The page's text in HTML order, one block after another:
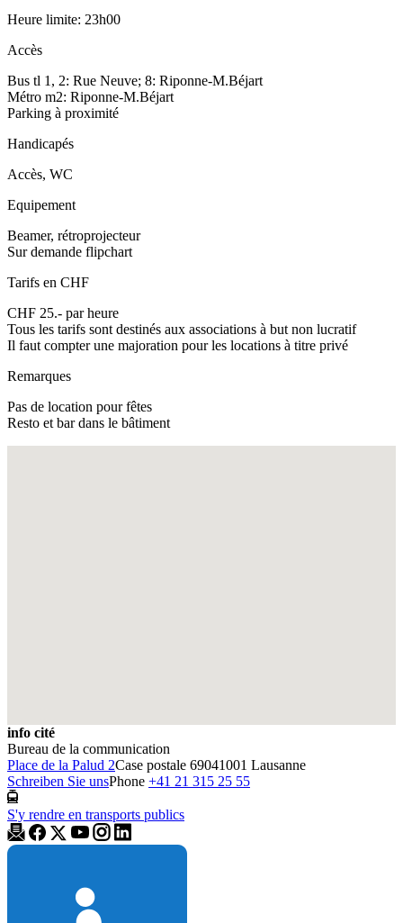
Heure limite: 23h00
Accès
Bus tl 1, 2: Rue Neuve; 8: Riponne-M.Béjart
Métro m2: Riponne-M.Béjart
Parking à proximité
Handicapés
Accès, WC
Equipement
Beamer, rétroprojecteur
Sur demande flipchart
Tarifs en CHF
CHF 25.- par heure
Tous les tarifs sont destinés aux associations à but non lucratif
Il faut compter une majoration pour les locations à titre privé
Remarques
Pas de location pour fêtes
Resto et bar dans le bâtiment
info cité
Bureau de la communication
Place de la Palud 2Case postale 69041001 Lausanne
Schreiben Sie unsPhone +41 21 315 25 55
S'y rendre en transports publics